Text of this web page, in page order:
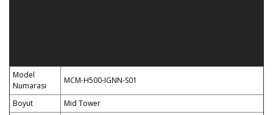
Model
Numarası
MCM-H500-IGNN-S01
Boyut
Mid Tower